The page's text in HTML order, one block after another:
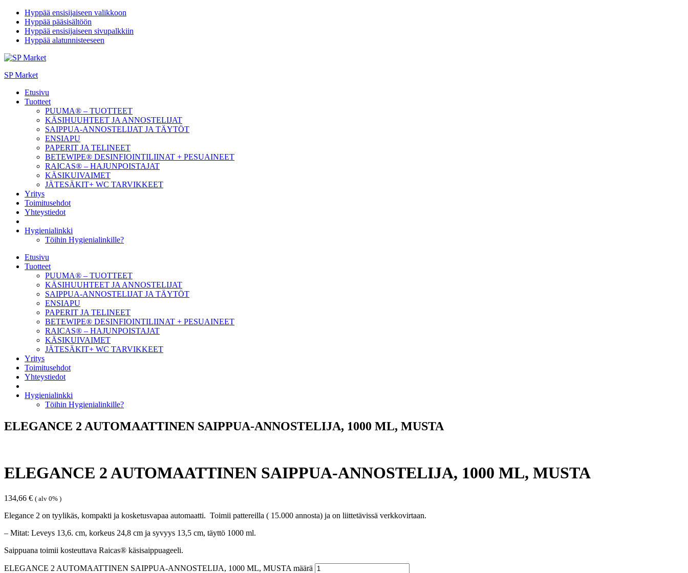
Hyppää ensisijaiseen valikkoon
Hyppää pääsisältöön
Hyppää ensisijaiseen sivupalkkiin
Hyppää alatunnisteeseen
SP Market
Etusivu
Tuotteet
PUUMA® – TUOTTEET
KÄSIHUUHTEET JA ANNOSTELIJAT
SAIPPUA-ANNOSTELIJAT JA TÄYTÖT
ENSIAPU
PAPERIT JA TELINEET
BETEWIPE® DESINFIOINTILIINAT + PESUAINEET
RAICAS® – HAJUNPOISTAJAT
KÄSIKUIVAIMET
JÄTESÄKIT+ WC TARVIKKEET
Yritys
Toimitusehdot
Yhteystiedot
Hygienialinkki
Töihin Hygienialinkille?
Etusivu
Tuotteet
PUUMA® – TUOTTEET
KÄSIHUUHTEET JA ANNOSTELIJAT
SAIPPUA-ANNOSTELIJAT JA TÄYTÖT
ENSIAPU
PAPERIT JA TELINEET
BETEWIPE® DESINFIOINTILIINAT + PESUAINEET
RAICAS® – HAJUNPOISTAJAT
KÄSIKUIVAIMET
JÄTESÄKIT+ WC TARVIKKEET
Yritys
Toimitusehdot
Yhteystiedot
Hygienialinkki
Töihin Hygienialinkille?
ELEGANCE 2 AUTOMAATTINEN SAIPPUA-ANNOSTELIJA, 1000 ML, MUSTA
ELEGANCE 2 AUTOMAATTINEN SAIPPUA-ANNOSTELIJA, 1000 ML, MUSTA
134,66 € ( alv 0% )
Elegance 2 on tyylikäs, kompakti ja kosketusvapaa automaatti. Toimii pattereilla ( 15.000 annosta) ja on liittetävissä verkkovirtaan.
– Mitat: Leveys 13,6. cm, korkeus 24,8 cm ja syvyys 13,5 cm, täyttö 1000 ml.
Saippuana toimii kosteuttava Raicas® käsisaippuageeli.
ELEGANCE 2 AUTOMAATTINEN SAIPPUA-ANNOSTELIJA, 1000 ML, MUSTA määrä